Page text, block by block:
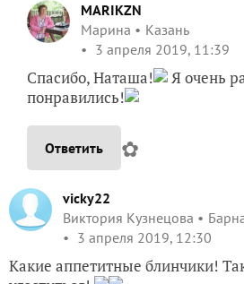
MARIKZN
Марина
Казань
3 апреля 2019, 11:39
Спасибо, Наташа!
Я очень
понравились!
Ответить ✿
vicky22
Виктория Кузнецова
3 апреля 2019, 12:30
Какие аппетитные блинчики!